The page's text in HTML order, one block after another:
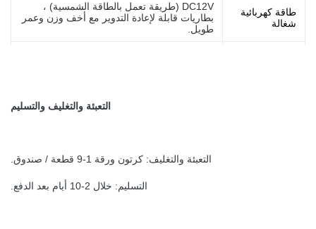
طاقة كهربائية
شغالة
DC12V (طريقة تعمل بالطاقة الشمسية) ،
بطاريات قابلة لإعادة التدوير مع أخف وزن وعمر
طويل.
التعبئة والتغليف والتسليم
التعبئة والتغليف: كرتون ورقة 1-9 قطعة / صندوق.
التسليم: خلال 2-10 أيام بعد الدفع.